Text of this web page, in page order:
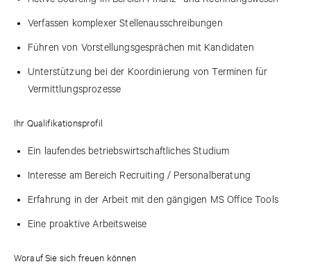
Verfassen komplexer Stellenausschreibungen
Führen von Vorstellungsgesprächen mit Kandidaten
Unterstützung bei der Koordinierung von Terminen für
Vermittlungsprozesse
Ihr Qualifikationsprofil
Ein laufendes betriebswirtschaftliches Studium
Interesse am Bereich Recruiting / Personalberatung
Erfahrung in der Arbeit mit den gängigen MS Office Tools
Eine proaktive Arbeitsweise
Worauf Sie sich freuen können